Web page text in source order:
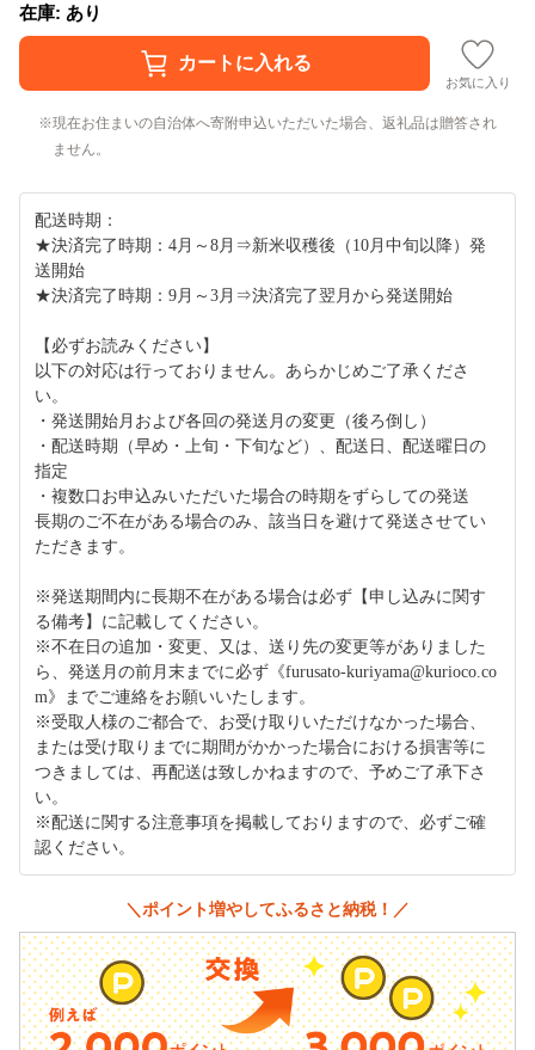
在庫: あり
お気に入り
現在お住まいの自治体へ寄附申込いただいた場合、返礼品は贈答され
ません。
配送時期：
★決済完了時期：4月～8月⇒新米収穫後（10月中旬以降）発
送開始
★決済完了時期：9月～3月⇒決済完了翌月から発送開始
【必ずお読みください】
以下の対応は行っておりません。あらかじめご了承くださ
い。
・発送開始月および各回の発送月の変更（後ろ倒し）
・配送時期（早め・上旬・下旬など）、配送日、配送曜日の
指定
・複数口お申込みいただいた場合の時期をずらしての発送
長期のご不在がある場合のみ、該当日を避けて発送させてい
ただきます。
※発送期間内に長期不在がある場合は必ず【申し込みに関す
る備考】に記載してください。
※不在日の追加・変更、又は、送り先の変更等がありました
ら、発送月の前月末までに必ず《furusato-kuriyama@kurioco.co
m》までご連絡をお願いいたします。
※受取人様のご都合で、お受け取りいただけなかった場合、
または受け取りまでに期間がかかった場合における損害等に
つきましては、再配送は致しかねますので、予めご了承下さ
い。
※配送に関する注意事項を掲載しておりますので、必ずご確
認ください。
＼ポイント増やしてふるさと納税！／